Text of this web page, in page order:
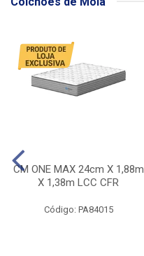
CM ONE MAX 24cm X 1,88m
X 1,38m LCC CFR
Código: PA84015